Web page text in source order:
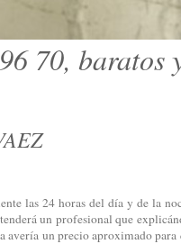
70, baratos
las 24 horas del día y de la
un profesional que
avería un precio aproximado para